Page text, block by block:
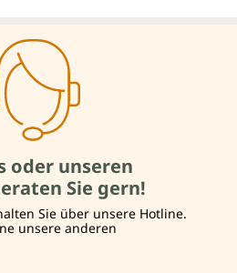
oder unseren
Sie gern!
Sie über unsere Hotline.
unsere anderen